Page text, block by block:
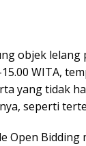
objek lelang
WITA,
yang tidak
seperti
Open Bidding